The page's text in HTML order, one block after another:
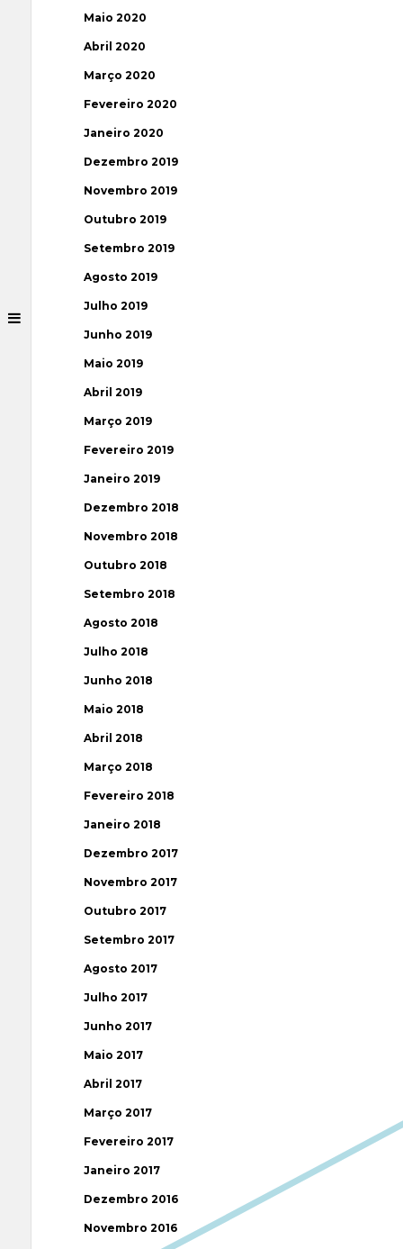
Maio 2020
Abril 2020
Março 2020
Fevereiro 2020
Janeiro 2020
Dezembro 2019
Novembro 2019
Outubro 2019
Setembro 2019
Agosto 2019
Julho 2019
Junho 2019
Maio 2019
Abril 2019
Março 2019
Fevereiro 2019
Janeiro 2019
Dezembro 2018
Novembro 2018
Outubro 2018
Setembro 2018
Agosto 2018
Julho 2018
Junho 2018
Maio 2018
Abril 2018
Março 2018
Fevereiro 2018
Janeiro 2018
Dezembro 2017
Novembro 2017
Outubro 2017
Setembro 2017
Agosto 2017
Julho 2017
Junho 2017
Maio 2017
Abril 2017
Março 2017
Fevereiro 2017
Janeiro 2017
Dezembro 2016
Novembro 2016